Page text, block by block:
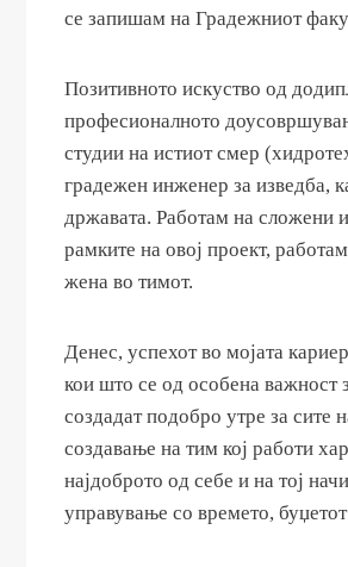
се запишам на Градежниот
Позитивното искуство од
професионалното
студии на истиот смер
градежен инженер за изведба,
државата. Работам на сложени
рамките на овој проект,
жена во тимот.
Денес, успехот во мојата
кои што се од особена важност
создадат подобро утре за сите
создавање на тим кој работи
најдоброто од себе и на тој
управување со времето,